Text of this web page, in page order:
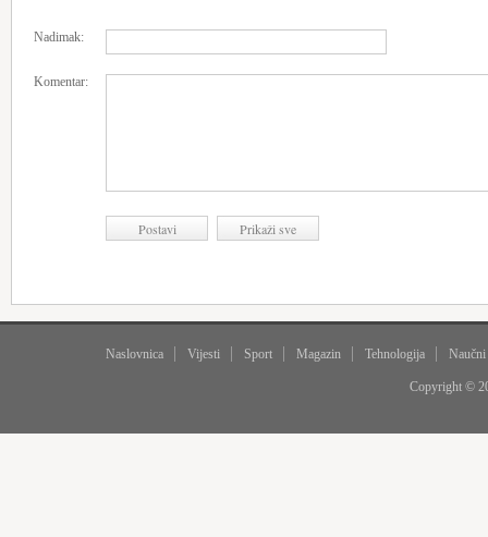
Nadimak:
Komentar:
Naslovnica Vijesti Sport Magazin Tehnologija
Copyright ©